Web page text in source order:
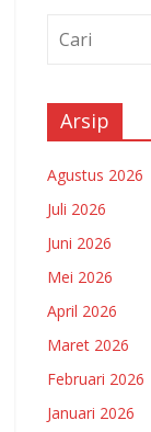
Arsip
Agustus 2026
Juli 2026
Juni 2026
Mei 2026
April 2026
Maret 2026
Februari 2026
Januari 2026